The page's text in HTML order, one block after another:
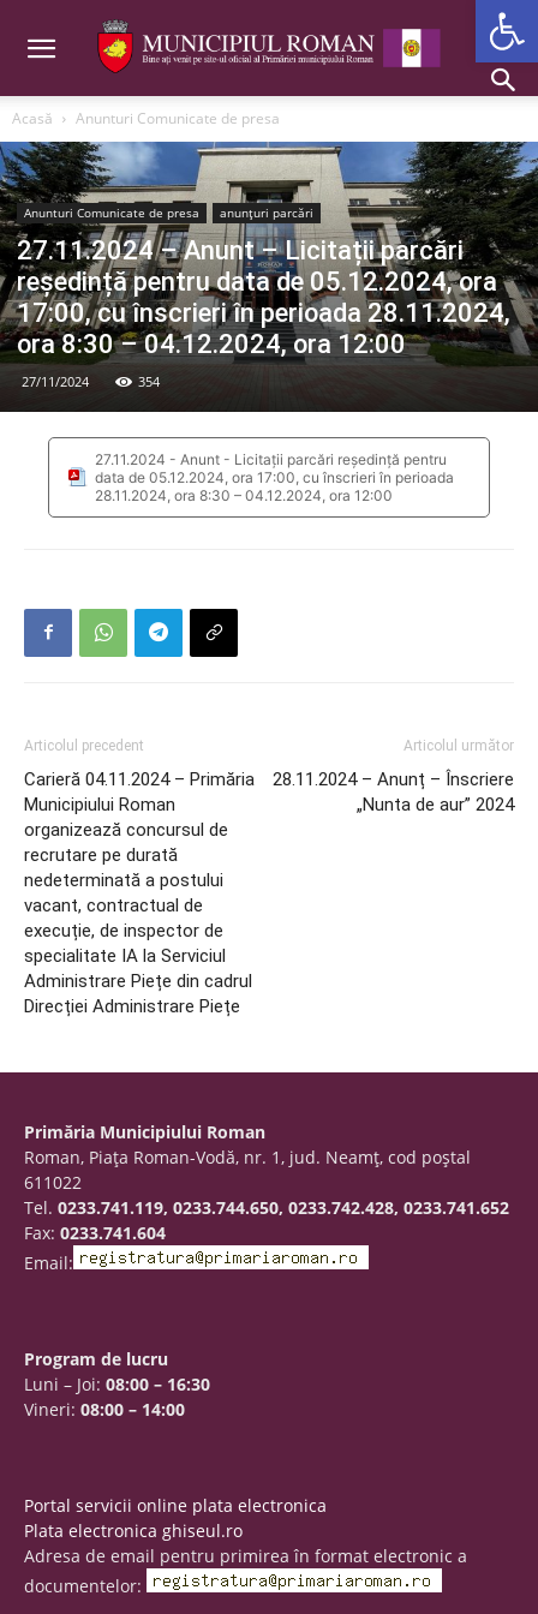
Acasă Anunturi Comunicate de presa
Anunturi Comunicate de presa anunțuri parcări
27.11.2024 – Anunt – Licitații parcări
reședință pentru data de 05.12.2024, ora
17:00, cu înscrieri în perioada 28.11.2024,
ora 8:30 – 04.12.2024, ora 12:00
27/11/2024 354
27.11.2024 - Anunt - Licitații parcări reședință pentru
data de 05.12.2024, ora 17:00, cu înscrieri în perioada
28.11.2024, ora 8:30 – 04.12.2024, ora 12:00
Articolul precedent
Carieră 04.11.2024 – Primăria
Municipiului Roman
organizează concursul de
recrutare pe durată
nedeterminată a postului
vacant, contractual de
execuție, de inspector de
specialitate IA la Serviciul
Administrare Piețe din cadrul
Direcției Administrare Piețe
Articolul următor
28.11.2024 – Anunț – Înscriere
„Nunta de aur” 2024
Primăria Municipiului Roman
Roman, Piaţa Roman-Vodă, nr. 1, jud. Neamţ, cod poştal
611022
Tel. 0233.741.119, 0233.744.650, 0233.742.428, 0233.741.652
Fax: 0233.741.604
Email:
Program de lucru
Luni – Joi: 08:00 – 16:30
Vineri: 08:00 – 14:00
Portal servicii online plata electronica
Plata electronica ghiseul.ro
Adresa de email pentru primirea în format electronic a
documentelor: